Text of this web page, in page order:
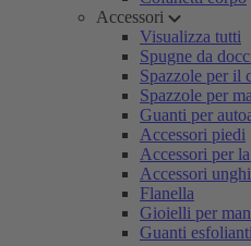
Accessori
Visualizza tutti
Spugne da
Spazzole per il
Spazzole per
Guanti per
Accessori piedi
Accessori per
Accessori
Flanella
Gioielli per
Guanti esfolianti